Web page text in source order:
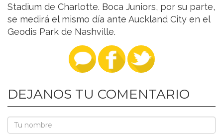
Stadium de Charlotte. Boca Juniors, por su parte,
se medirá el mismo día ante Auckland City en el
Geodis Park de Nashville.
DEJANOS TU COMENTARIO